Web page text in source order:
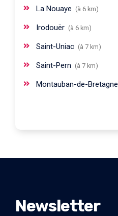
La Nouaye (à 6 km)
Irodouër (à 6 km)
Saint-Uniac (à 7 km)
Saint-Pern (à 7 km)
Montauban-de-Bretagne
Newsletter